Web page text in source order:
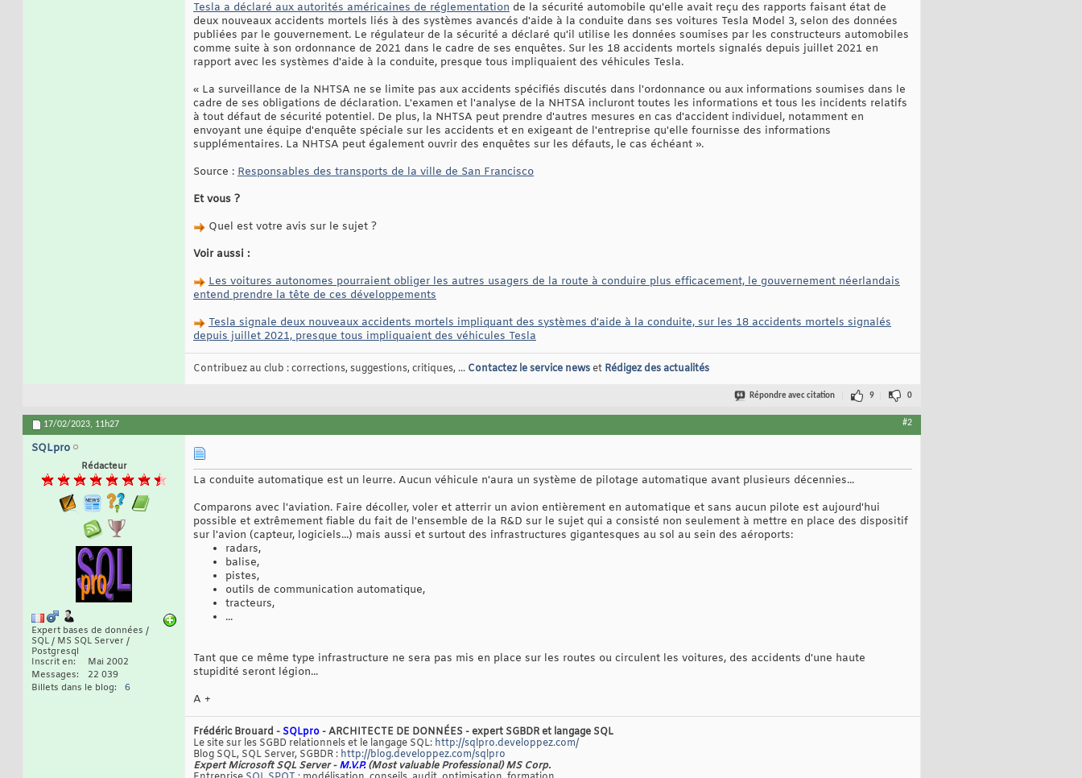
Tesla a déclaré aux autorités américaines de réglementation de la sécurité automobile qu'elle avait reçu des rapports faisant état de
deux nouveaux accidents mortels liés à des systèmes avancés d'aide à la conduite dans ses voitures Tesla Model 3, selon des données
publiées par le gouvernement. Le régulateur de la sécurité a déclaré qu'il utilise les données soumises par les constructeurs automobiles
comme suite à son ordonnance de 2021 dans le cadre de ses enquêtes. Sur les 18 accidents mortels signalés depuis juillet 2021 en
rapport avec les systèmes d'aide à la conduite, presque tous impliquaient des véhicules Tesla.
« La surveillance de la NHTSA ne se limite pas aux accidents spécifiés discutés dans l'ordonnance ou aux informations soumises dans le
cadre de ses obligations de déclaration. L'examen et l'analyse de la NHTSA incluront toutes les informations et tous les incidents relatifs
à tout défaut de sécurité potentiel. De plus, la NHTSA peut prendre d'autres mesures en cas d'accident individuel, notamment en
envoyant une équipe d'enquête spéciale sur les accidents et en exigeant de l'entreprise qu'elle fournisse des informations
supplémentaires. La NHTSA peut également ouvrir des enquêtes sur les défauts, le cas échéant ».
Source : Responsables des transports de la ville de San Francisco
Et vous ?
Quel est votre avis sur le sujet ?
Voir aussi :
Les voitures autonomes pourraient obliger les autres usagers de la route à conduire plus efficacement, le gouvernement néerlandais
entend prendre la tête de ces développements
Tesla signale deux nouveaux accidents mortels impliquant des systèmes d'aide à la conduite, sur les 18 accidents mortels signalés
depuis juillet 2021, presque tous impliquaient des véhicules Tesla
Contribuez au club : corrections, suggestions, critiques, ... Contactez le service newset Rédigez des actualités
Répondre avec citation 9 0
17/02/2023, 11h27 #2
SQLpro
Rédacteur
Expert bases de données /
SQL / MS SQL Server /
Postgresql
Inscrit en
Mai 2002
Messages
22 039
Billets dans le blog
6
La conduite automatique est un leurre. Aucun véhicule n'aura un système de pilotage automatique avant plusieurs décennies...
Comparons avec l'aviation. Faire décoller, voler et atterrir un avion entièrement en automatique et sans aucun pilote est aujourd'hui
possible et extrêmement fiable du fait de l'ensemble de la R&D sur le sujet qui a consisté non seulement à mettre en place des dispositif
sur l'avion (capteur, logiciels...) mais aussi et surtout des infrastructures gigantesques au sol au sein des aéroports:
radars,
balise,
pistes,
outils de communication automatique,
tracteurs,
...
Tant que ce même type infrastructure ne sera pas mis en place sur les routes ou circulent les voitures, des accidents d'une haute
stupidité seront légion...
A +
Frédéric Brouard - SQLpro- ARCHITECTE DE DONNÉES - expert SGBDR et langage SQL
Le site sur les SGBD relationnels et le langage SQL: http://sqlpro.developpez.com/
Blog SQL, SQL Server, SGBDR : http://blog.developpez.com/sqlpro
Expert Microsoft SQL Server -M.V.P.(Most valuable Professional) MS Corp.